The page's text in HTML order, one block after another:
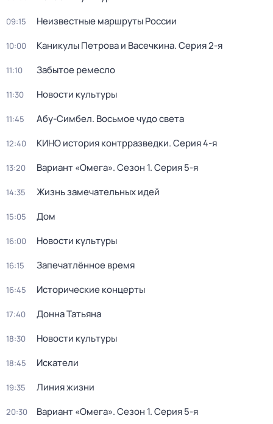
09:15 Неизвестные маршруты России
10:00 Каникулы Петрова и Васечкина. Серия 2-я
11:10 Забытое ремесло
11:30 Новости культуры
11:45 Абу-Симбел. Восьмое чудо света
12:40 КИНО история контрразведки. Серия 4-я
13:20 Вариант «Омега». Сезон 1. Серия 5-я
14:35 Жизнь замечательных идей
15:05 Дом
16:00 Новости культуры
16:15 Запечатлённое время
16:45 Исторические концерты
17:40 Донна Татьяна
18:30 Новости культуры
18:45 Искатели
19:35 Линия жизни
20:30 Вариант «Омега». Сезон 1. Серия 5-я